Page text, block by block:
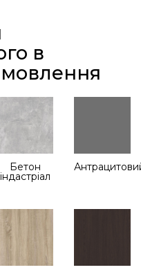
в
Бетон
індастріал